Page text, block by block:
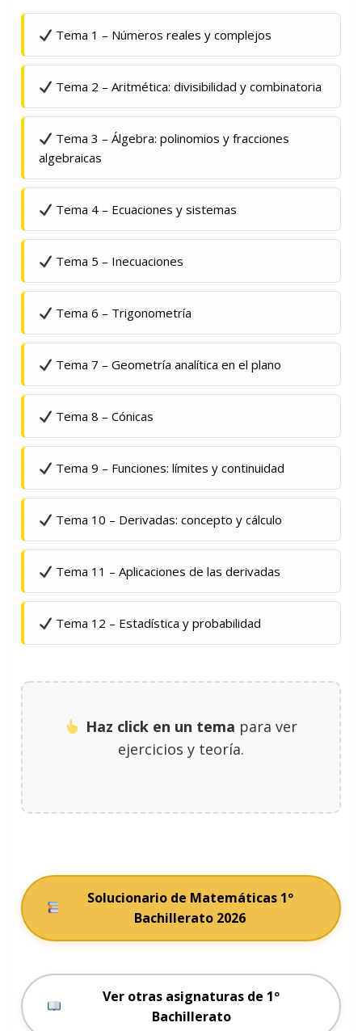
Tema 1 – Números reales y complejos
Tema 2 – Aritmética: divisibilidad y combinatoria
Tema 3 – Álgebra: polinomios y fracciones
algebraicas
Tema 4 – Ecuaciones y sistemas
Tema 5 – Inecuaciones
Tema 6 – Trigonometría
Tema 7 – Geometría analítica en el plano
Tema 8 – Cónicas
Tema 9 – Funciones: límites y continuidad
Tema 10 – Derivadas: concepto y cálculo
Tema 11 – Aplicaciones de las derivadas
Tema 12 – Estadística y probabilidad
Haz click en un tema para ver
ejercicios y teoría.
Solucionario de Matemáticas 1º
Bachillerato 2026
Ver otras asignaturas de 1º
Bachillerato